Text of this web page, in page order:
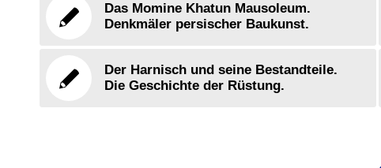
Das Momine Khatun Mausoleum.
Denkmäler persischer Baukunst.
Der Harnisch und seine Bestandteile.
Die Geschichte der Rüstung.